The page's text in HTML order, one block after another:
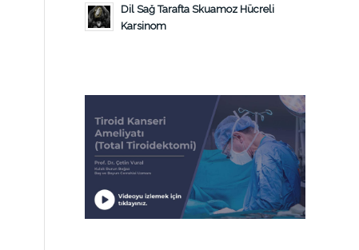
Dil Sağ Tarafta Skuamoz Hücreli
Karsinom